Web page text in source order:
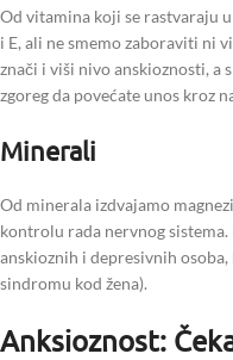
Od vitamina koji se rastvaraju
i E, ali ne smemo zaboraviti ni
znači i viši nivo anskioznosti, a
zgoreg da povećate unos kroz
Minerali
Od minerala izdvajamo
kontrolu rada nervnog
anskioznih i depresivnih
sindromu kod žena).
Anksioznost: